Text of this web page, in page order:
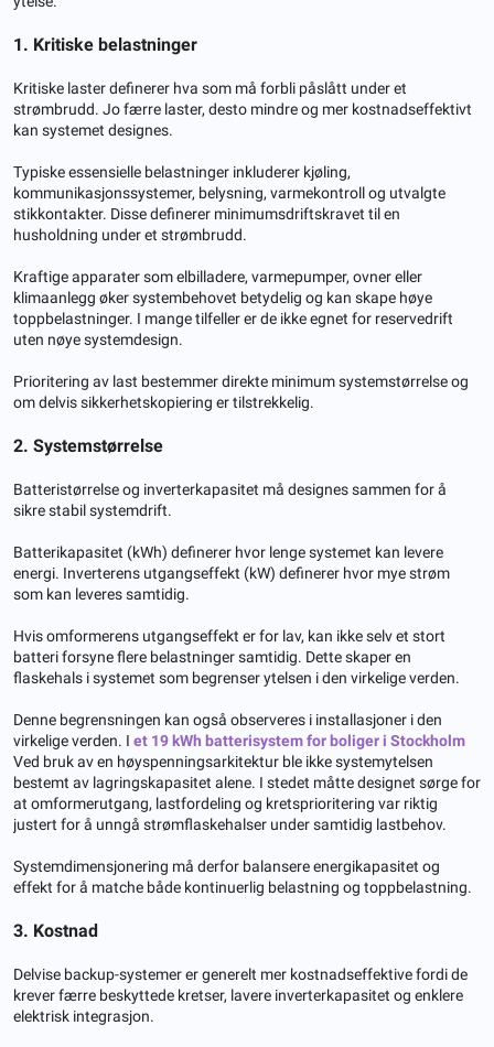
1. Kritiske belastninger
Kritiske laster definerer hva som må forbli påslått under et
strømbrudd. Jo færre laster, desto mindre og mer kostnadseffektivt
kan systemet designes.
Typiske essensielle belastninger inkluderer kjøling,
kommunikasjonssystemer, belysning, varmekontroll og utvalgte
stikkontakter. Disse definerer minimumsdriftskravet til en
husholdning under et strømbrudd.
Kraftige apparater som elbilladere, varmepumper, ovner eller
klimaanlegg øker systembehovet betydelig og kan skape høye
toppbelastninger. I mange tilfeller er de ikke egnet for reservedrift
uten nøye systemdesign.
Prioritering av last bestemmer direkte minimum systemstørrelse og
om delvis sikkerhetskopiering er tilstrekkelig.
2. Systemstørrelse
Batteristørrelse og inverterkapasitet må designes sammen for å
sikre stabil systemdrift.
Batterikapasitet (kWh) definerer hvor lenge systemet kan levere
energi. Inverterens utgangseffekt (kW) definerer hvor mye strøm
som kan leveres samtidig.
Hvis omformerens utgangseffekt er for lav, kan ikke selv et stort
batteri forsyne flere belastninger samtidig. Dette skaper en
flaskehals i systemet som begrenser ytelsen i den virkelige verden.
Denne begrensningen kan også observeres i installasjoner i den
virkelige verden. I et 19 kWh batterisystem for boliger i Stockholm
Ved bruk av en høyspenningsarkitektur ble ikke systemytelsen
bestemt av lagringskapasitet alene. I stedet måtte designet sørge for
at omformerutgang, lastfordeling og kretsprioritering var riktig
justert for å unngå strømflaskehalser under samtidig lastbehov.
Systemdimensjonering må derfor balansere energikapasitet og
effekt for å matche både kontinuerlig belastning og toppbelastning.
3. Kostnad
Delvise backup-systemer er generelt mer kostnadseffektive fordi de
krever færre beskyttede kretser, lavere inverterkapasitet og enklere
elektrisk integrasjon.